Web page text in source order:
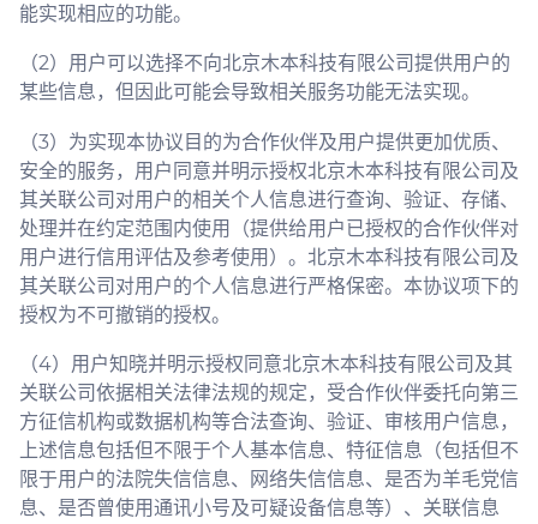
能实现相应的功能。
（2）用户可以选择不向北京木本科技有限公司提供用户的
某些信息，但因此可能会导致相关服务功能无法实现。
（3）为实现本协议目的为合作伙伴及用户提供更加优质、
安全的服务，用户同意并明示授权北京木本科技有限公司及
其关联公司对用户的相关个人信息进行查询、验证、存储、
处理并在约定范围内使用（提供给用户已授权的合作伙伴对
用户进行信用评估及参考使用）。北京木本科技有限公司及
其关联公司对用户的个人信息进行严格保密。本协议项下的
授权为不可撤销的授权。
（4）用户知晓并明示授权同意北京木本科技有限公司及其
关联公司依据相关法律法规的规定，受合作伙伴委托向第三
方征信机构或数据机构等合法查询、验证、审核用户信息，
上述信息包括但不限于个人基本信息、特征信息（包括但不
限于用户的法院失信信息、网络失信信息、是否为羊毛党信
息、是否曾使用通讯小号及可疑设备信息等）、关联信息